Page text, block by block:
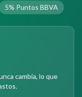
5% Puntos BBVA
cambia, lo que